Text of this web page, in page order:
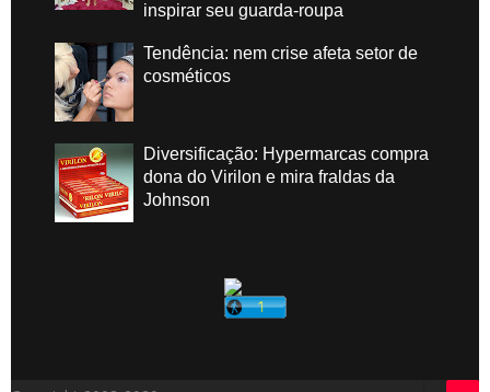
inspirar seu guarda-roupa
Tendência: nem crise afeta setor de
cosméticos
Diversificação: Hypermarcas compra
dona do Virilon e mira fraldas da
Johnson